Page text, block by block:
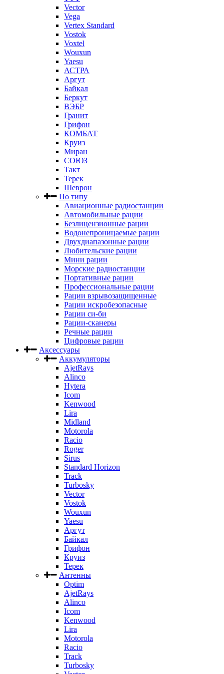
Vector
Vega
Vertex Standard
Vostok
Voxtel
Wouxun
Yaesu
АСТРА
Аргут
Байкал
Беркут
ВЭБР
Гранит
Грифон
КОМБАТ
Круиз
Миран
СОЮЗ
Такт
Терек
Шеврон
По типу
Авиационные радиостанции
Автомобильные рации
Безлицензионные рации
Водонепроницаемые рации
Двухдиапазонные рации
Любительские рации
Мини рации
Морские радиостанции
Портативные рации
Профессиональные рации
Рации взрывозащищенные
Рации искробезопасные
Рации си-би
Рации-сканеры
Речные рации
Цифровые рации
Аксессуары
Аккумуляторы
AjetRays
Alinco
Hytera
Icom
Kenwood
Lira
Midland
Motorola
Racio
Roger
Sirus
Standard Horizon
Track
Turbosky
Vector
Vostok
Wouxun
Yaesu
Аргут
Байкал
Грифон
Круиз
Терек
Антенны
Optim
AjetRays
Alinco
Icom
Kenwood
Lira
Motorola
Racio
Track
Turbosky